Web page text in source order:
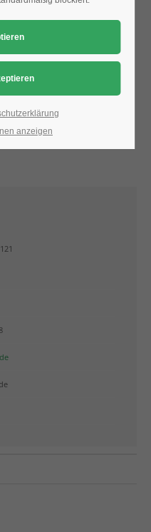
adipiscing
Aenean massa.
mus. Donec
anzeigen